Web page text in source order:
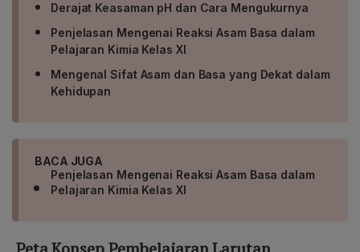
Derajat Keasaman pH dan Cara Mengukurnya
Penjelasan Mengenai Reaksi Asam Basa dalam
Pelajaran Kimia Kelas XI
Mengenal Sifat Asam dan Basa yang Dekat dalam
Kehidupan
BACA JUGA
Penjelasan Mengenai Reaksi Asam Basa dalam
Pelajaran Kimia Kelas XI